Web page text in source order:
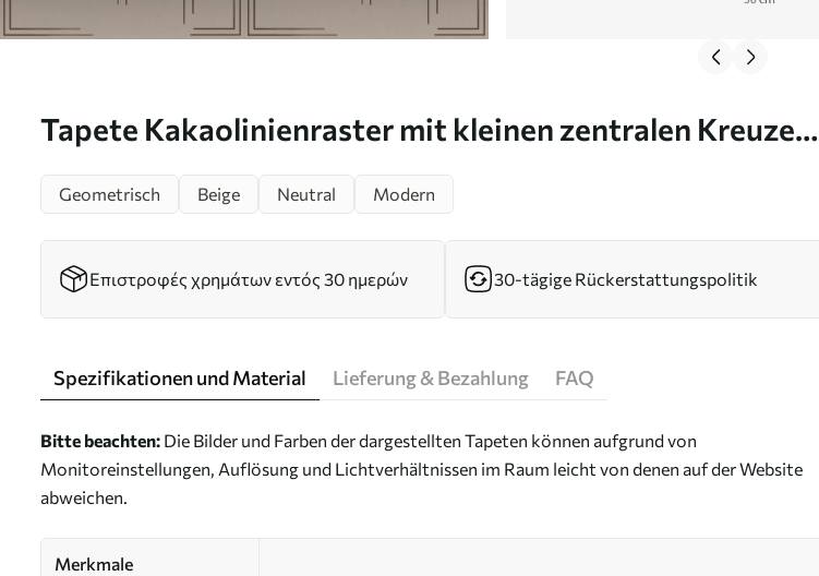
Tapete Kakaolinienraster mit kleinen zentralen Kreuzen,
Geometrisch Beige Neutral Modern
Επιστροφές χρημάτων εντός 30 ημερών 30-tägige Rückerstattungspolitik
Spezifikationen und Material Lieferung & Bezahlung FAQ
Bitte beachten: Die Bilder und Farben der dargestellten Tapeten können aufgrund von
Monitoreinstellungen, Auflösung und Lichtverhältnissen im Raum leicht von denen auf der Website
abweichen.
Merkmale